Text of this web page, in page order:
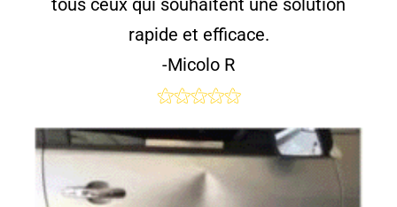
tous ceux qui souhaitent une solution
rapide et efficace.
-Micolo R
⚝⚝⚝⚝⚝